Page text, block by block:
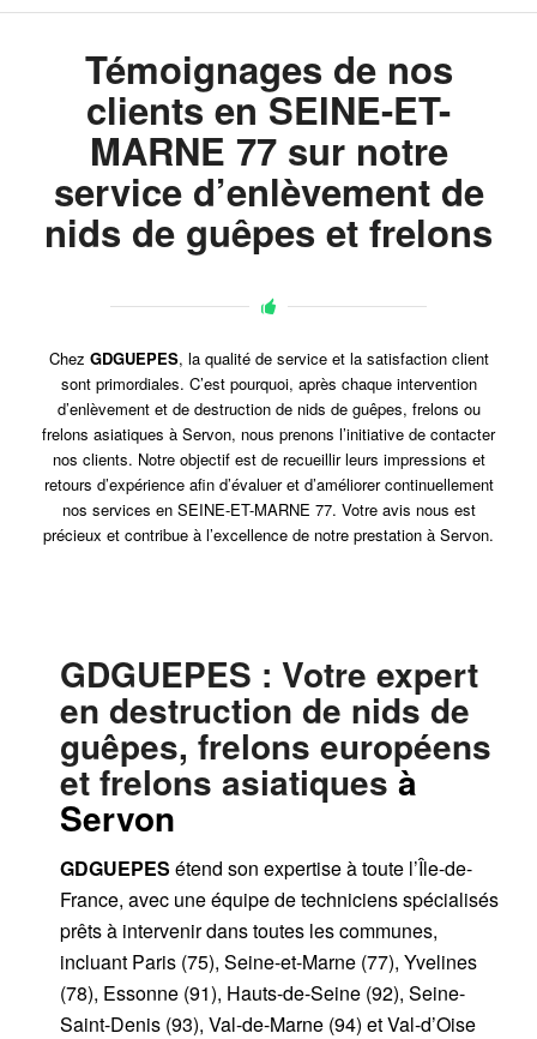
Témoignages de nos
clients en SEINE-ET-
MARNE 77 sur notre
service d’enlèvement de
nids de guêpes et frelons
Chez GDGUEPES, la qualité de service et la satisfaction client
sont primordiales. C’est pourquoi, après chaque intervention
d’enlèvement et de destruction de nids de guêpes, frelons ou
frelons asiatiques à Servon, nous prenons l’initiative de contacter
nos clients. Notre objectif est de recueillir leurs impressions et
retours d’expérience afin d’évaluer et d’améliorer continuellement
nos services en SEINE-ET-MARNE 77. Votre avis nous est
précieux et contribue à l’excellence de notre prestation à Servon.
GDGUEPES : Votre expert
en destruction de nids de
guêpes, frelons européens
et frelons asiatiquesà
Servon
GDGUEPES étend son expertise à toute l’Île-de-
France, avec une équipe de techniciens spécialisés
prêts à intervenir dans toutes les communes,
incluant Paris (75), Seine-et-Marne (77), Yvelines
(78), Essonne (91), Hauts-de-Seine (92), Seine-
Saint-Denis (93), Val-de-Marne (94) et Val-d’Oise